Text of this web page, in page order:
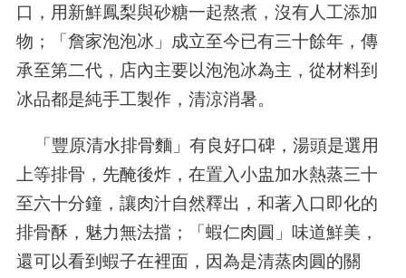
口，用新鮮鳳梨與砂糖一起熬煮，沒有人工添加
物；「詹家泡泡冰」成立至今已有三十餘年，傳
承至第二代，店內主要以泡泡冰為主，從材料到
冰品都是純手工製作，清涼消暑。
「豐原清水排骨麵」有良好口碑，湯頭是選用
上等排骨，先醃後炸，在置入小盅加水熱蒸三十
至六十分鐘，讓肉汁自然釋出，和著入口即化的
排骨酥，魅力無法擋；「蝦仁肉圓」味道鮮美，
還可以看到蝦子在裡面，因為是清蒸肉圓的關